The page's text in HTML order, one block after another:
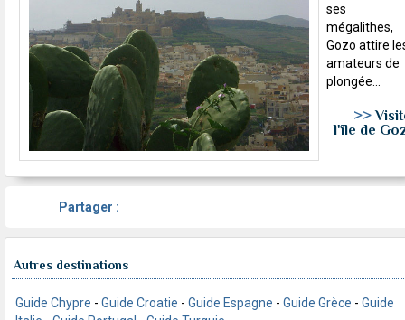
ses
mégalithes,
Gozo attire
amateurs de
plongée...
>>
l'île de
Partager :
Autres destinations
Guide Chypre - Guide Croatie - Guide Espagne - Guide Grèce - Guide